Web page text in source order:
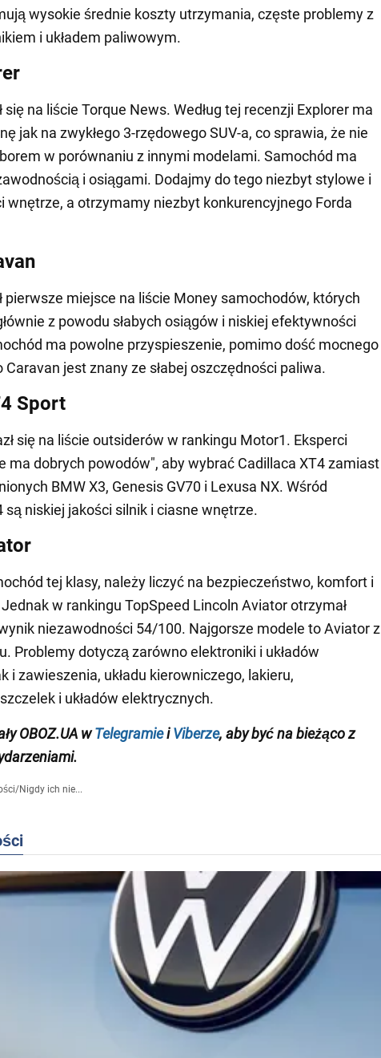
wysokie średnie koszty utrzymania, częste problemy z
i układem paliwowym.
się na liście Torque News. Według tej recenzji Explorer ma
jak na zwykłego 3-rzędowego SUV-a, co sprawia, że nie
w porównaniu z innymi modelami. Samochód ma
i osiągami. Dodajmy do tego niezbyt stylowe i
wnętrze, a otrzymamy niezbyt konkurencyjnego Forda
pierwsze miejsce na liście Money samochodów, których
z powodu słabych osiągów i niskiej efektywności
ma powolne przyspieszenie, pomimo dość mocnego
Caravan jest znany ze słabej oszczędności paliwa.
Sport
się na liście outsiderów w rankingu Motor1. Eksperci
ma dobrych powodów", aby wybrać Cadillaca XT4 zamiast
BMW X3, Genesis GV70 i Lexusa NX. Wśród
są niskiej jakości silnik i ciasne wnętrze.
tej klasy, należy liczyć na bezpieczeństwo, komfort i
w rankingu TopSpeed Lincoln Aviator otrzymał
niezawodności 54/100. Najgorsze modele to Aviator z
Problemy dotyczą zarówno elektroniki i układów
i zawieszenia, układu kierowniczego, lakieru,
i układów elektrycznych.
OBOZ.UA wTelegramieiViberze, aby być na bieżąco z
/Nigdy ich nie...